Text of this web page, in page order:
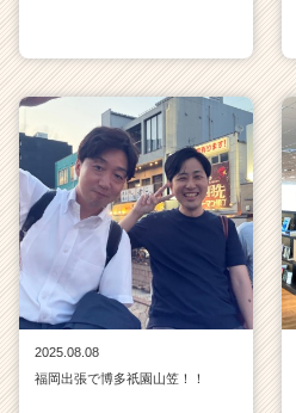
2025.08.08
福岡出張で博多祇園山笠！！